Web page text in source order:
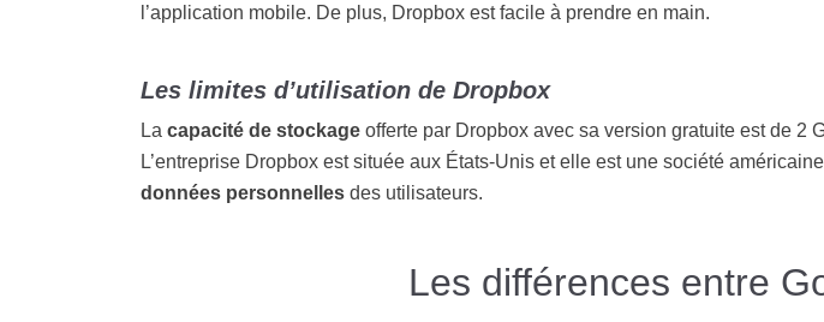
l’application mobile. De plus, Dropbox est facile à prendre en main.
Les limites d’utilisation de Dropbox
La capacité de stockage offerte par Dropbox avec sa version gratuite est de 2
L’entreprise Dropbox est située aux États-Unis et elle est une société
données personnelles des utilisateurs.
Les différences entre